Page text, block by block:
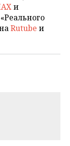
и
«Реального
Rutube и